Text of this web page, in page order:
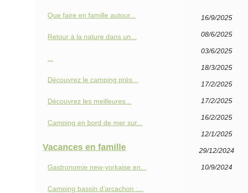
16/9/2025
08/6/2025
03/6/2025
18/3/2025
17/2/2025
17/2/2025
16/2/2025
12/1/2025
29/12/2024
10/9/2024
Que faire en famille autour...
Retour à la nature dans un...
Découvrez le camping près...
Découvrez les meilleures...
Camping en bord de mer sur...
Vacances en famille
Gastronomie new-yorkaise en...
Camping bassin d’arcachon :...